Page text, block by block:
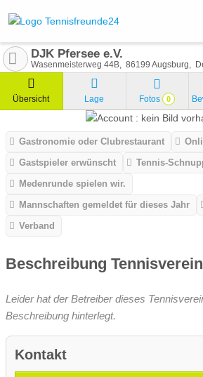
DJK Pfersee e.V.
Wasenmeisterweg 44B 86199 Augsburg
Übersicht Lage Fotos 0
Gastronomie oder Clubrestaurant
Gastspieler erwünscht
Tennis-
Medenrunde spielen wir.
Mannschaften gemeldet für dieses Jahr
Verband
Beschreibung Tennisverein
Leider hat der Betreiber dieses
Beschreibung hinterlegt.
Kontakt